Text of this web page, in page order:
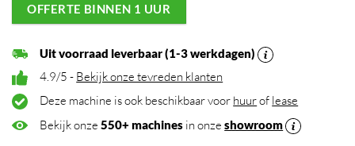
OFFERTE BINNEN 1 UUR
Uit voorraad leverbaar (1-3 werkdagen)
4.9/5 - Bekijk onze tevreden klanten
Deze machine is ook beschikbaar voor huurof lease
Bekijk onze550+ machines in onzeshowroom